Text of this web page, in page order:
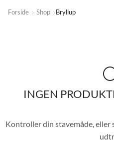
Forside Shop Bryllup
INGEN
Kontroller din stavemåde, eller